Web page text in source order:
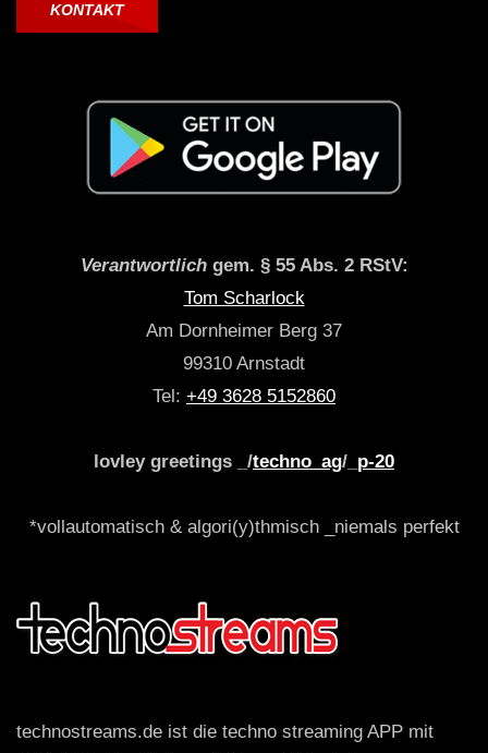
KONTAKT
Verantwortlichgem. § 55 Abs. 2 RStV:
Tom Scharlock
Am Dornheimer Berg 37
99310 Arnstadt
Tel: +49 3628 5152860
lovley greetings _/techno_ag/_ p-20
*vollautomatisch & algori(y)thmisch _niemals perfekt
technostreams.de ist die techno streaming APP mit